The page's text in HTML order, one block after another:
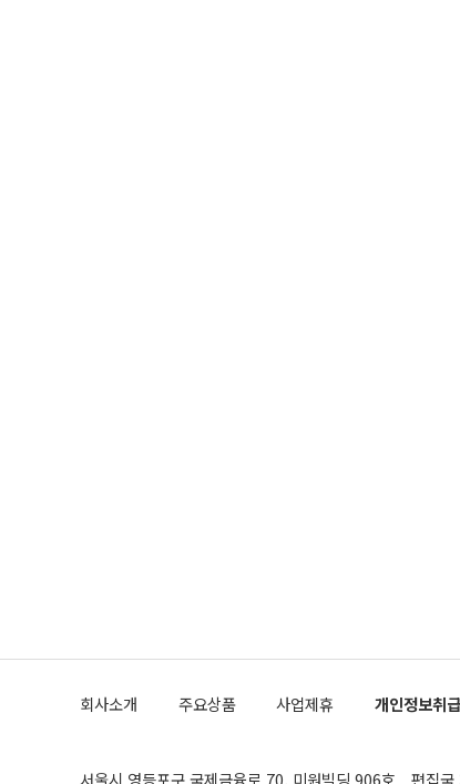
회사소개 주요상품 사업제휴 개인정보취
서울시 영등포구 국제금융로 70, 미원빌딩 906호 편집